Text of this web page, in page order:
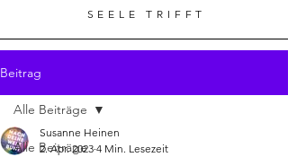
SEELE TRIFFT
Beitrag
Alle Beiträge
Alle Beiträge
Susanne Heinen
2. Apr. 2023 4 Min. Lesezeit